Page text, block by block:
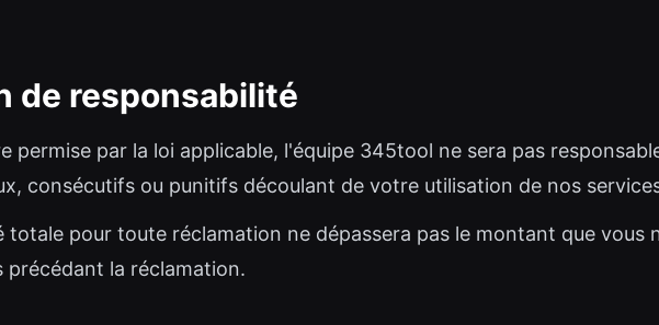
de responsabilité
permise par la loi applicable, l'équipe 345tool ne sera pas
consécutifs ou punitifs découlant de votre utilisation de nos
totale pour toute réclamation ne dépassera pas le montant que vous
précédant la réclamation.